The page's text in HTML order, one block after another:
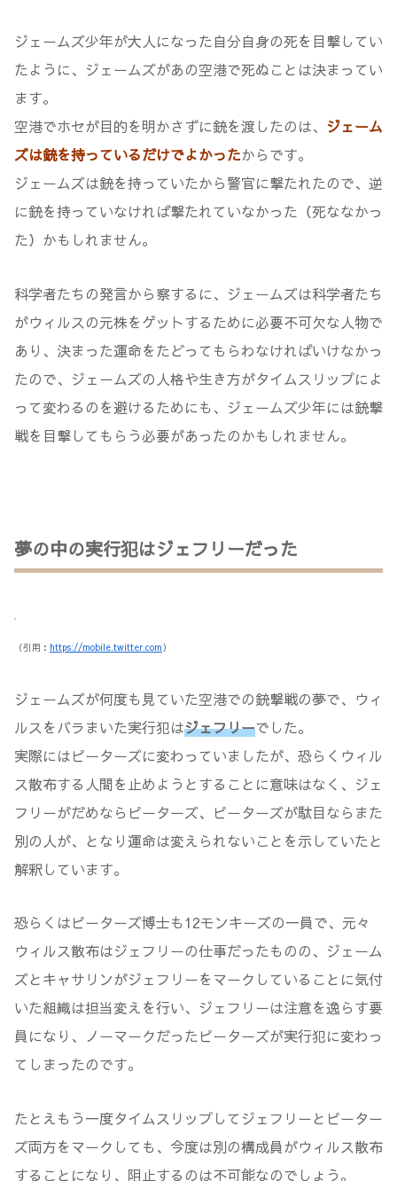
ジェームズ少年が大人になった自分自身の死を目撃してい
たように、ジェームズがあの空港で死ぬことは決まってい
ます。
空港でホセが目的を明かさずに銃を渡したのは、 ジェーム
ズは銃を持っているだけでよかったからです。
ジェームズは銃を持っていたから警官に撃たれたので、逆
に銃を持っていなければ撃たれていなかった（死ななかっ
た）かもしれません。
科学者たちの発言から察するに、ジェームズは科学者たち
がウィルスの元株をゲットするために必要不可欠な人物で
あり、決まった運命をたどってもらわなければいけなかっ
たので、ジェームズの人格や生き方がタイムスリップによ
って変わるのを避けるためにも、ジェームズ少年には銃撃
戦を目撃してもらう必要があったのかもしれません。
夢の中の実行犯はジェフリーだった
（引用： https://mobile.twitter.com）
ジェームズが何度も見ていた空港での銃撃戦の夢で、ウィ
ルスをバラまいた実行犯はジェフリーでした。
実際にはピーターズに変わっていましたが、恐らくウィル
ス散布する人間を止めようとすることに意味はなく、ジェ
フリーがだめならピーターズ、ピーターズが駄目ならまた
別の人が、となり運命は変えられないことを示していたと
解釈しています。
恐らくはピーターズ博士も12モンキーズの一員で、元々
ウィルス散布はジェフリーの仕事だったものの、ジェーム
ズとキャサリンがジェフリーをマークしていることに気付
いた組織は担当変えを行い、ジェフリーは注意を逸らす要
員になり、ノーマークだったピーターズが実行犯に変わっ
てしまったのです。
たとえもう一度タイムスリップしてジェフリーとピーター
ズ両方をマークしても、今度は別の構成員がウィルス散布
することになり、阻止するのは不可能なのでしょう。